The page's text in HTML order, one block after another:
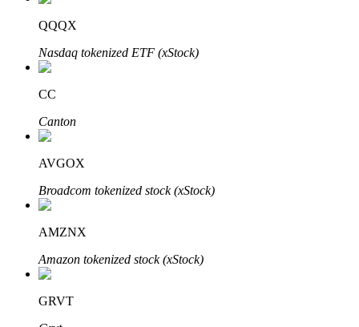
Meer informatie over het verdienen van passief inkomen
Bitrue
Bitrue-partners
QQQX
Nasdaq tokenized ETF (xStock)
CC
Canton
AVGOX
Broadcom tokenized stock (xStock)
AMZNX
Amazon tokenized stock (xStock)
GRVT